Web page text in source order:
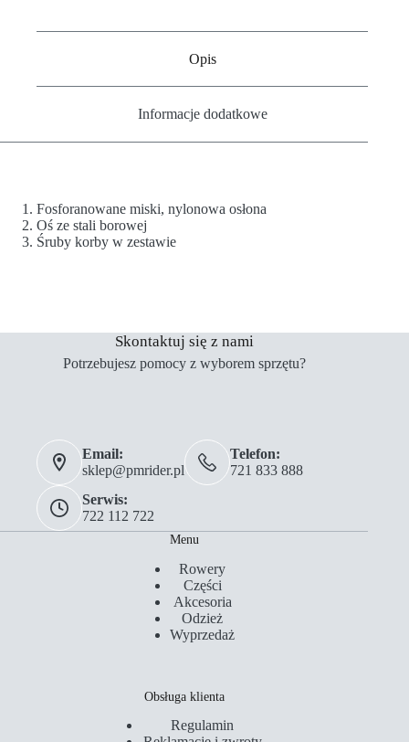
Opis
Informacje dodatkowe
Fosforanowane miski, nylonowa osłona
Oś ze stali borowej
Śruby korby w zestawie
Skontaktuj się z nami
Potrzebujesz pomocy z wyborem sprzętu?
Email:
sklep@pmrider.pl
Telefon:
721 833 888
Serwis:
722 112 722
Menu
Rowery
Części
Akcesoria
Odzież
Wyprzedaż
Obsługa klienta
Regulamin